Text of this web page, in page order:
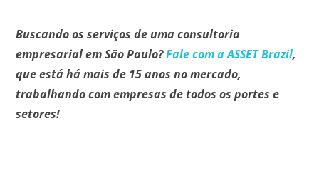
Buscando os serviços de uma consultoria
empresarial em São Paulo?Fale com a ASSET Brazil,
que está há mais de 15 anos no mercado,
trabalhando com empresas de todos os portes e
setores!